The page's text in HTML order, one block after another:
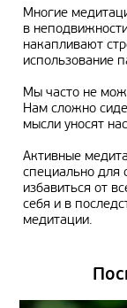
Многие
в
накапливают
использование
Мы часто не
Нам сложно
мысли уносят
Активные
специально для
избавиться от
себя и в
медитации.